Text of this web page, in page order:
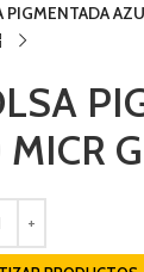
PIGMENTADA